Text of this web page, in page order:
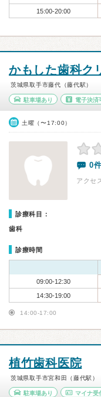
15:00-20:00
かもした歯科ク
茨城県取手市藤代（藤代駅）
駐車場あり 電子決済
土曜（〜17:00）
0件
アクセ
診療科目：
歯科
診療時間
09:00-12:30
14:30-19:00
14:00-17:00
植竹歯科医院
茨城県取手市宮和田（藤代駅）
駐車場あり マイナ受